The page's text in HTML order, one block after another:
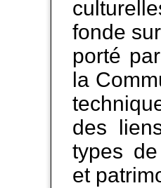
fonde
porté
la
des
types
et